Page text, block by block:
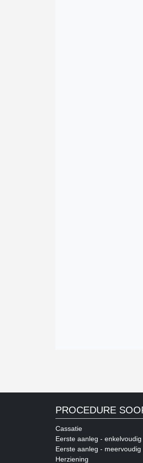
PROCEDURE
Cassatie
Eerste aanleg - enkelvoudig
Eerste aanleg - meervoudig
Herziening